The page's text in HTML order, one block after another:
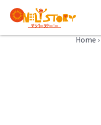
Home ›